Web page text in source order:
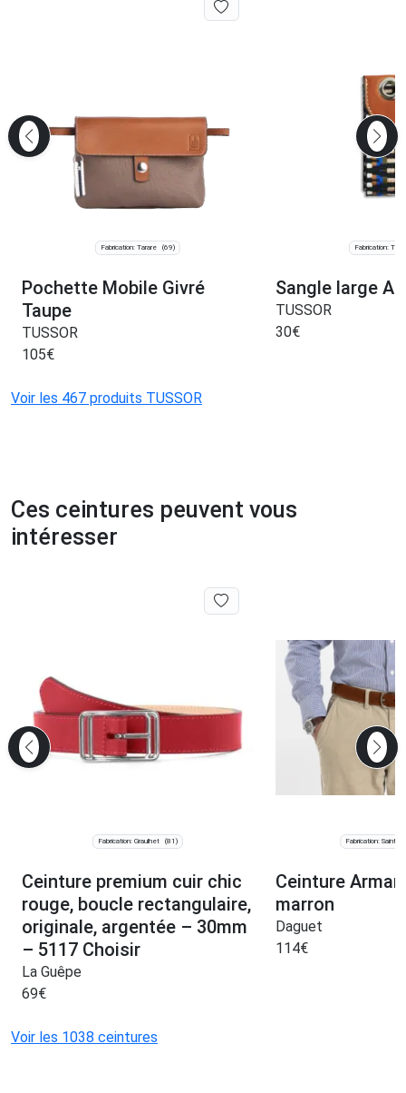
Fabrication: Tarare (69)
Pochette Mobile Givré
Taupe
TUSSOR
105€
Fabrication:
Sangle large
TUSSOR
30€
Voir les 467 produits TUSSOR
Ces ceintures peuvent vous
intéresser
Fabrication: Graulhet (81)
Ceinture premium cuir chic
rouge, boucle rectangulaire,
originale, argentée – 30mm
– 5117 Choisir
La Guêpe
69€
Fabrication: Saint-
Ceinture
marron
Daguet
114€
Voir les 1038 ceintures